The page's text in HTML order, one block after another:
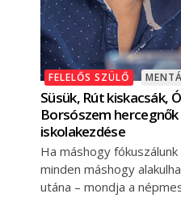
FELELŐS SZÜLŐ
Süsük, Rút kiskacsák,
Borsószem
iskolakezdése
Ha máshogy
minden máshogy
utána – mondja a